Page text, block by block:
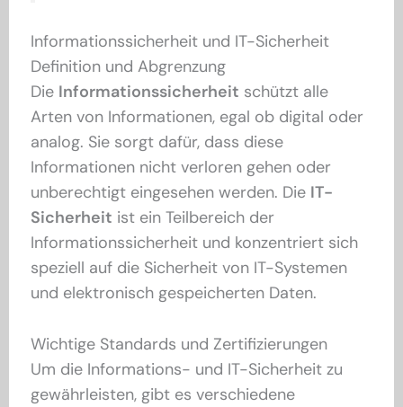
Informationssicherheit und IT-Sicherheit
Definition und Abgrenzung
Die Informationssicherheit schützt alle
Arten von Informationen, egal ob digital oder
analog. Sie sorgt dafür, dass diese
Informationen nicht verloren gehen oder
unberechtigt eingesehen werden. Die IT-
Sicherheit ist ein Teilbereich der
Informationssicherheit und konzentriert sich
speziell auf die Sicherheit von IT-Systemen
und elektronisch gespeicherten Daten.
Wichtige Standards und Zertifizierungen
Um die Informations- und IT-Sicherheit zu
gewährleisten, gibt es verschiedene